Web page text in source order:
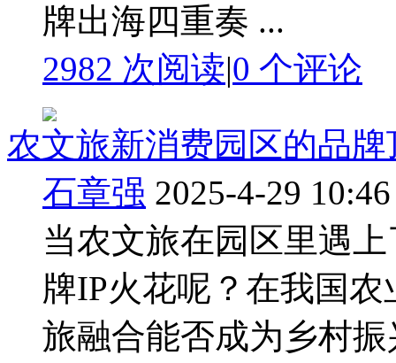
牌出海四重奏 ...
2982 次阅读|0 个评论
农文旅新消费园区的品
石章强 2025-4-29 10:46
当农文旅在园区里遇
牌IP火花呢？在我国
旅融合能否成为乡村